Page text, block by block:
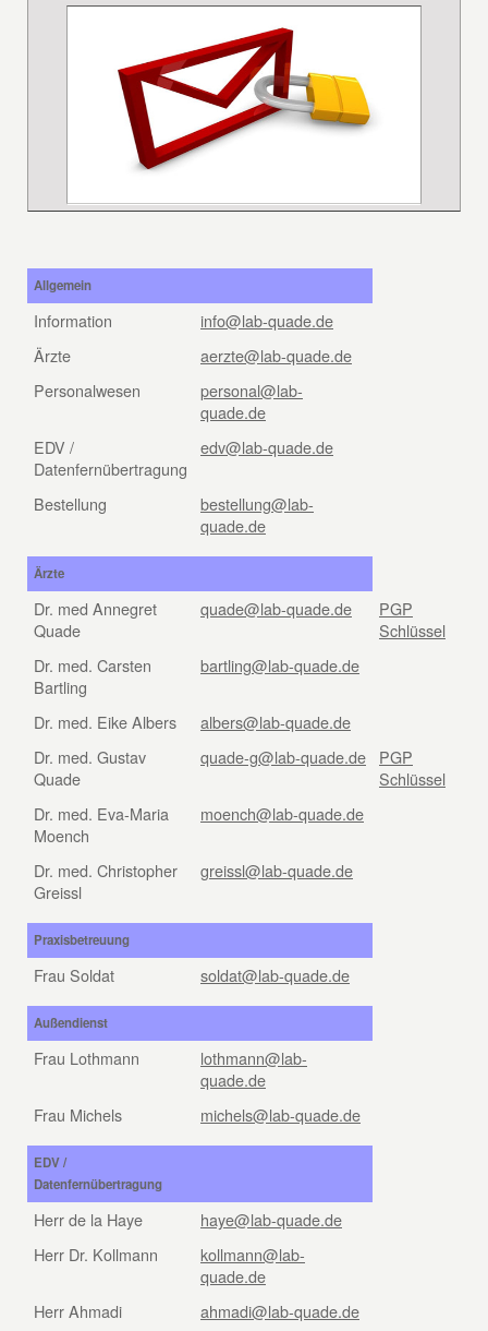
Allgemein
Information
info@lab-quade.de
Ärzte
aerzte@lab-quade.de
Personalwesen
personal@lab-
quade.de
EDV /
Datenfernübertragung
edv@lab-quade.de
Bestellung
bestellung@lab-
quade.de
Ärzte
Dr. med Annegret
Quade
quade@lab-quade.de
PGP
Schlüssel
Dr. med. Carsten
Bartling
bartling@lab-quade.de
Dr. med. Eike Albers
albers@lab-quade.de
Dr. med. Gustav
Quade
quade-g@lab-quade.de
PGP
Schlüssel
Dr. med. Eva-Maria
Moench
moench@lab-quade.de
Dr. med. Christopher
Greissl
greissl@lab-quade.de
Praxisbetreuung
Frau Soldat soldat@lab-quade.de
Außendienst
Frau Lothmann
lothmann@lab-
quade.de
Frau Michels
michels@lab-quade.de
EDV /
Datenfernübertragung
Herr de la Haye
haye@lab-quade.de
Herr Dr. Kollmann
kollmann@lab-
quade.de
Herr Ahmadi
ahmadi@lab-quade.de